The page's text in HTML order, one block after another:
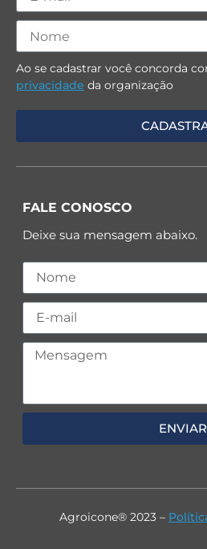
Ao se cadastrar você concorda
privacidade da organização
FALE CONOSCO
Deixe sua mensagem abaixo.
ENVIAR
Agroicone® 2023 –